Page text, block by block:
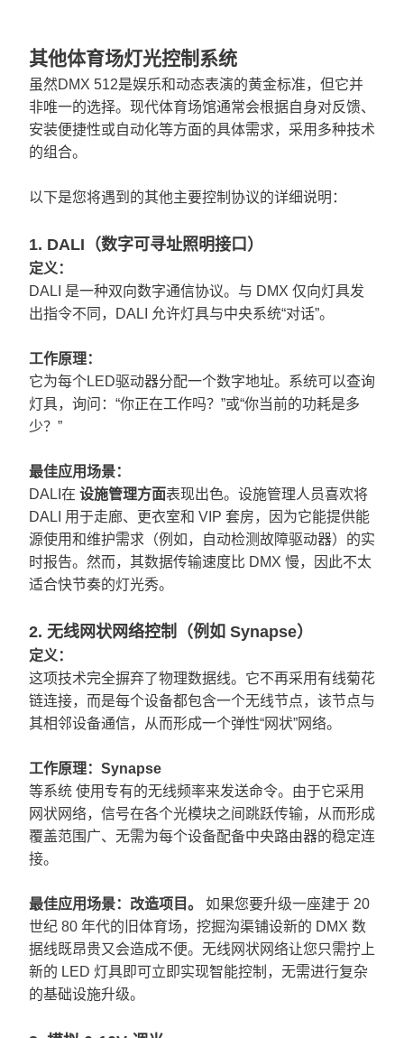
其他体育场灯光控制系统
虽然DMX 512是娱乐和动态表演的黄金标准，但它并
非唯一的选择。现代体育场馆通常会根据自身对反馈、
安装便捷性或自动化等方面的具体需求，采用多种技术
的组合。
以下是您将遇到的其他主要控制协议的详细说明：
1. DALI（数字可寻址照明接口）
定义：
DALI 是一种双向数字通信协议。与 DMX 仅向灯具发
出指令不同，DALI 允许灯具与中央系统“对话”。
工作原理：
它为每个LED驱动器分配一个数字地址。系统可以查询
灯具，询问：“你正在工作吗？”或“你当前的功耗是多
少？”
最佳应用场景：
DALI在 设施管理方面表现出色。设施管理人员喜欢将
DALI 用于走廊、更衣室和 VIP 套房，因为它能提供能
源使用和维护需求（例如，自动检测故障驱动器）的实
时报告。然而，其数据传输速度比 DMX 慢，因此不太
适合快节奏的灯光秀。
2. 无线网状网络控制（例如 Synapse）
定义：
这项技术完全摒弃了物理数据线。它不再采用有线菊花
链连接，而是每个设备都包含一个无线节点，该节点与
其相邻设备通信，从而形成一个弹性“网状”网络。
工作原理： Synapse
等系统 使用专有的无线频率来发送命令。由于它采用
网状网络，信号在各个光模块之间跳跃传输，从而形成
覆盖范围广、无需为每个设备配备中央路由器的稳定连
接。
最佳应用场景： 改造项目。
如果您要升级一座建于 20
世纪 80 年代的旧体育场，挖掘沟渠铺设新的 DMX 数
据线既昂贵又会造成不便。无线网状网络让您只需拧上
新的 LED 灯具即可立即实现智能控制，无需进行复杂
的基础设施升级。